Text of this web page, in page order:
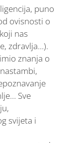
puno
ovisnosti o
nas
zdravlja…).
znanja o
Sve
svijeta i